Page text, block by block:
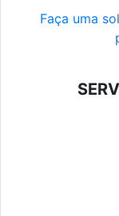
Faça uma